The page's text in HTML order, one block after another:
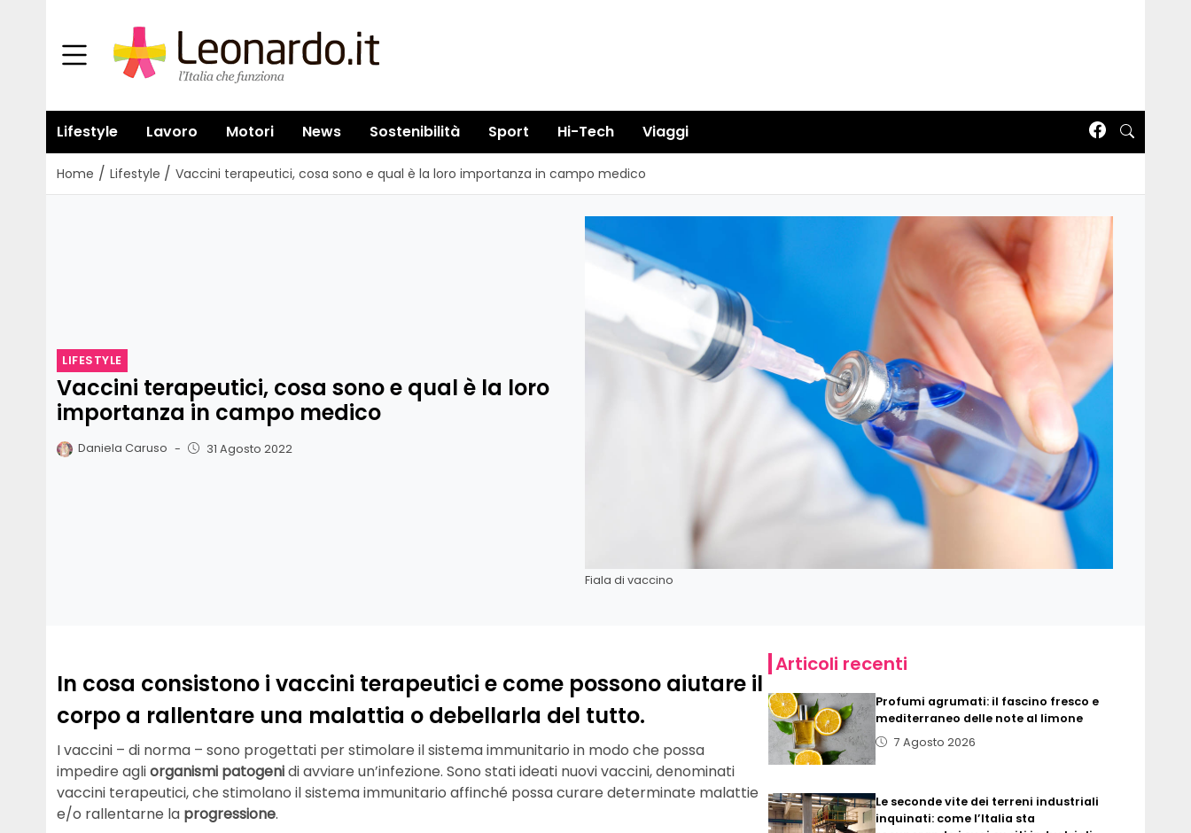
Lifestyle Lavoro Motori News Sostenibilità Sport Hi-Tech Viaggi
Home / Lifestyle / Vaccini terapeutici, cosa sono e qual è la loro importanza in campo medico
LIFESTYLE
Vaccini terapeutici, cosa sono e qual è la loro
importanza in campo medico
Daniela Caruso - 31 Agosto 2022
Fiala di vaccino
In cosa consistono i vaccini terapeutici e come possono aiutare il
corpo a rallentare una malattia o debellarla del tutto.
I vaccini – di norma – sono progettati per stimolare il sistema immunitario in modo che possa
impedire agliorganismi patogenidi avviare un’infezione. Sono stati ideati nuovi vaccini, denominati
vaccini terapeutici, che stimolano il sistema immunitario affinché possa curare determinate malattie
e/o rallentarne la progressione.
Articoli recenti
Profumi agrumati: il fascino fresco e
mediterraneo delle note al limone
7 Agosto 2026
Le seconde vite dei terreni industriali
inquinati: come l’Italia sta